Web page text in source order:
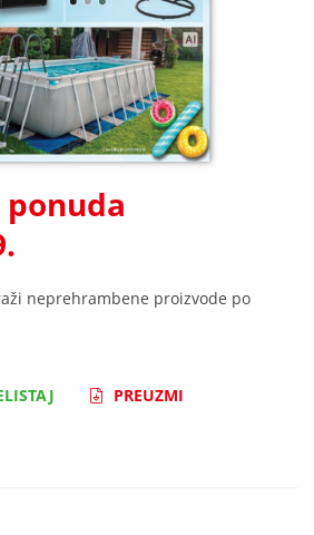
ponuda
neprehrambene proizvode po
PREUZMI